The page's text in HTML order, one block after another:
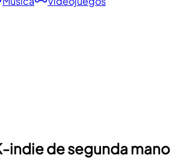
indie de segunda mano